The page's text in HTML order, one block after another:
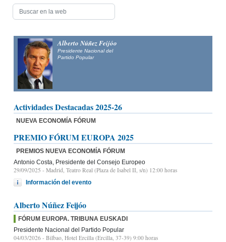
Alberto Núñez Feijóo
Presidente Nacional del
Partido Popular
Actividades Destacadas 2025-26
NUEVA ECONOMÍA FÓRUM
PREMIO FÓRUM EUROPA 2025
PREMIOS NUEVA ECONOMÍA FÓRUM
Antonio Costa, Presidente del Consejo Europeo
29/09/2025 - Madrid, Teatro Real (Plaza de Isabel II, s/n) 12:00 horas
Información del evento
Alberto Núñez Feijóo
FÓRUM EUROPA. TRIBUNA EUSKADI
Presidente Nacional del Partido Popular
04/03/2026 - Bilbao, Hotel Ercilla (Ercilla, 37-39) 9:00 horas